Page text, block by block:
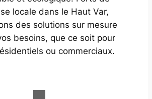
locale dans le Haut Var,
des solutions sur mesure
besoins, que ce soit pour
ou commerciaux.